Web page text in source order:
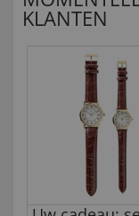
KLANTEN